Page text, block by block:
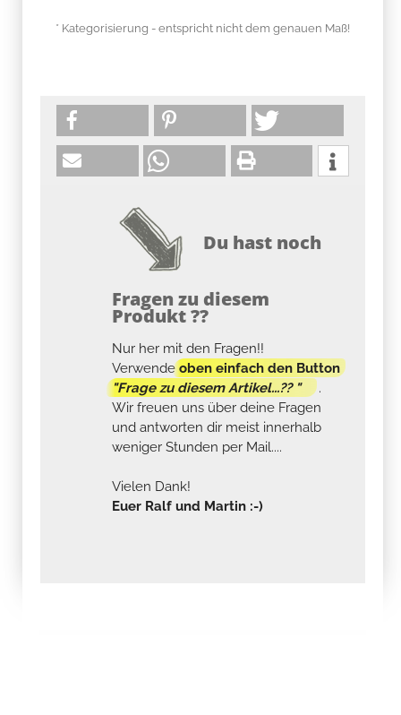
* Kategorisierung - entspricht nicht dem genauen Maß!
Du hast noch
Fragen zu diesem
Produkt ??
Nur her mit den Fragen!!
Verwendeoben einfach den Button
"Frage zu diesem Artikel...?? "
.
Wir freuen uns über deine Fragen
und antworten dir meist innerhalb
weniger Stunden per Mail....
Vielen Dank!
Euer Ralf und Martin :-)